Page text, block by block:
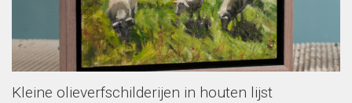
Kleine olieverfschilderijen in houten lijst